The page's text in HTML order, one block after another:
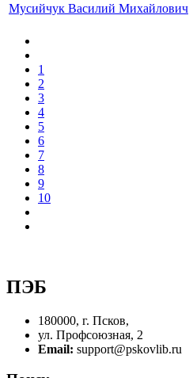
Мусийчук Василий Михайлович
1
2
3
4
5
6
7
8
9
10
ПЭБ
180000, г. Псков,
ул. Профсоюзная, 2
Email: support@pskovlib.ru